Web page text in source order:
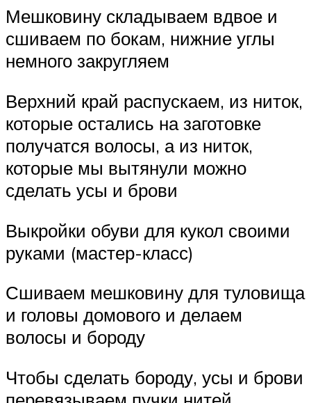
Мешковину складываем вдвое и
сшиваем по бокам, нижние углы
немного закругляем
Верхний край распускаем, из ниток,
которые остались на заготовке
получатся волосы, а из ниток,
которые мы вытянули можно
сделать усы и брови
Выкройки обуви для кукол своими
руками (мастер-класс)
Сшиваем мешковину для туловища
и головы домового и делаем
волосы и бороду
Чтобы сделать бороду, усы и брови